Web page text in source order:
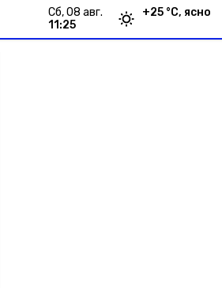
сб, 08 авг.
11:25
+25 °С, ясно